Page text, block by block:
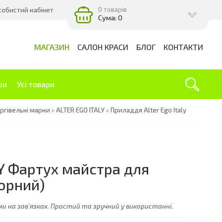
кабінет 0 товарів
Сума: 0
МАГАЗИН САЛОН КРАСИ БЛОГ КОНТАКТИ
Усі товари
марки »ALTER EGO ITALY»Приладдя Alter Ego Italy
Фартух майстра для
на зав'язках. Простий та зручний у використанні.